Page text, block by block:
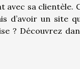
sa clientèle.
d’avoir un site
? Découvrez